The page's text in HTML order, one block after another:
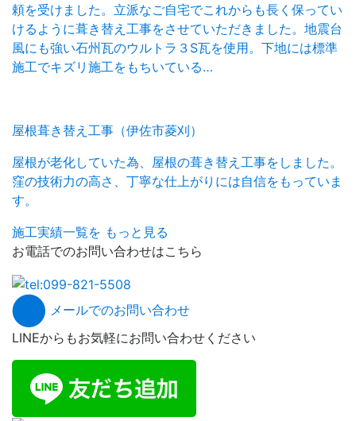
頼を受けました。立派なご自宅でこれからも長く保ってい
けるように葺き替え工事をさせていただきました。地震台
風にも強い石州瓦のウルトラ３S瓦を使用。下地には標準
施工でキズリ施工をもちいている…
屋根葺き替え工事（伊佐市菱刈）
屋根が老化していた為、屋根の葺き替え工事をしました。
窪の技術力の高さ、丁寧な仕上がりには自信をもっていま
す。
施工実績一覧を もっと見る
お電話でのお問い合わせはこちら
メールでのお問い合わせ
LINEからもお気軽にお問い合わせください